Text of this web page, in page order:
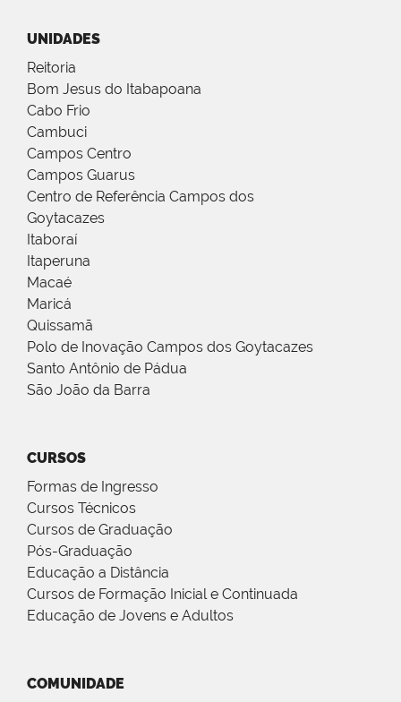
UNIDADES
Reitoria
Bom Jesus do Itabapoana
Cabo Frio
Cambuci
Campos Centro
Campos Guarus
Centro de Referência Campos dos
Goytacazes
Itaboraí
Itaperuna
Macaé
Maricá
Quissamã
Polo de Inovação Campos dos Goytacazes
Santo Antônio de Pádua
São João da Barra
CURSOS
Formas de Ingresso
Cursos Técnicos
Cursos de Graduação
Pós-Graduação
Educação a Distância
Cursos de Formação Inicial e Continuada
Educação de Jovens e Adultos
COMUNIDADE